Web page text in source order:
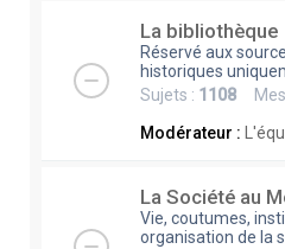
La bibliothèque
Réservé aux
historiques
Sujets : 1108
Modérateur :
La Société au
Vie, coutumes,
organisation de la